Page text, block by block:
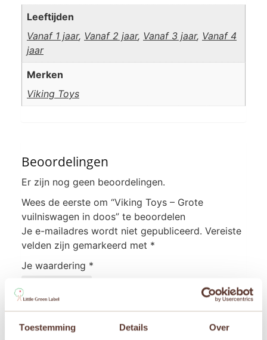
Toestemming Details Over
Leeftijden
Vanaf 1 jaar, Vanaf 2 jaar, Vanaf 3 jaar, Vanaf 4
jaar
Merken
Viking Toys
Beoordelingen
Er zijn nog geen beoordelingen.
Wees de eerste om “Viking Toys – Grote
vuilniswagen in doos” te beoordelen
Je e-mailadres wordt niet gepubliceerd. Vereiste
velden zijn gemarkeerd met *
Je waardering *
Je beoordeling